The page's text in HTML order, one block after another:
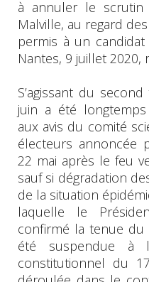
à annuler le
Malville, au regard
permis à un
Nantes, 9 juillet 2020,
S’agissant du
juin a été
aux avis du comité
électeurs annoncée
22 mai après le feu
sauf si dégradation
de la situation
laquelle le
confirmé la tenue du
été suspendue à
constitutionnel du